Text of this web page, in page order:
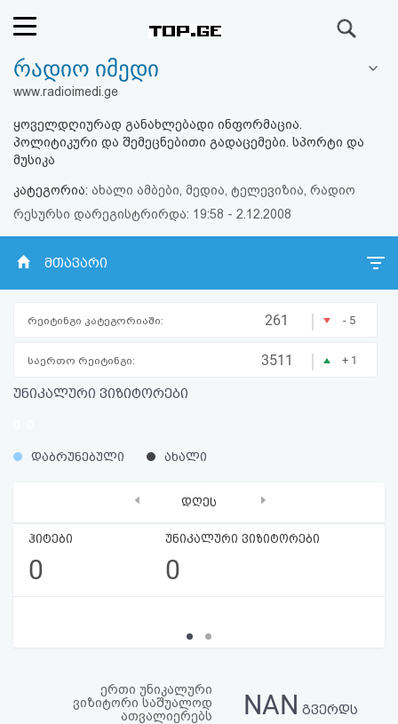
რეიტინგი
ფოსტა
პასუხი
რეგისტრაცია
HTML
სალიცენზიო
შეთანხმება
რადიო იმედი
www.radioimedi.ge
ყოველდღიურად განახლებადი ინფორმაცია.
პოლიტიკური და შემეცნებითი გადაცემები. სპორტი და
მუსიკა
კატეგორია: ახალი ამბები, მედია, ტელევიზია, რადიო
რესურსი დარეგისტრირდა: 19:58 - 2.12.2008
ინფოს დახურვა
მთავარი
რეიტინგი კატეგორიაში: 261 | - 5
საერთო რეიტინგი: 3511 | + 1
უნიკალური ვიზიტორები
%
% დაბრუნებული ახალი
დღეს
ჰიტები
0
უნიკალური ვიზიტორები
0
‹ ›
ერთი უნიკალური
ვიზიტორი საშუალოდ
ათვალიერებს
NAN გვერდს